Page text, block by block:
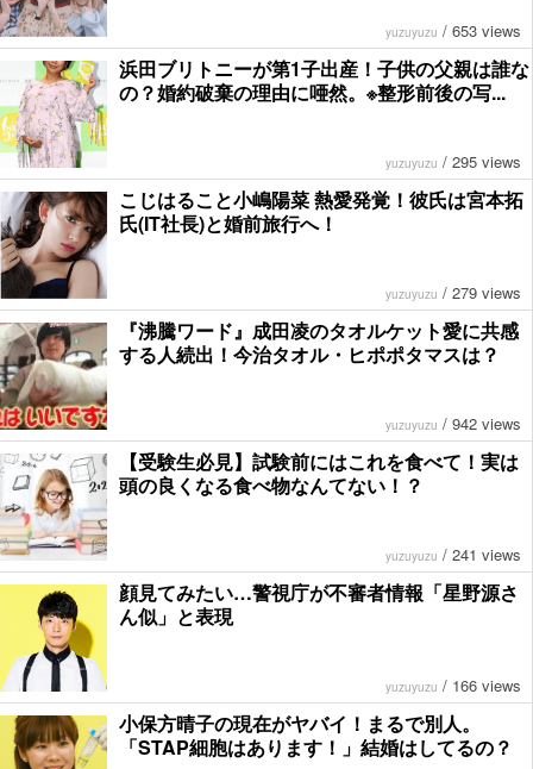
yuzuyuzu / 653 views
浜田ブリトニーが第1子出産！子供の父親は誰な
の？婚約破棄の理由に唖然。※整形前後の写...
yuzuyuzu / 295 views
こじはること小嶋陽菜 熱愛発覚！彼氏は宮本拓
氏(IT社長)と婚前旅行へ！
yuzuyuzu / 279 views
『沸騰ワード』成田凌のタオルケット愛に共感
する人続出！今治タオル・ヒポポタマスは？
yuzuyuzu / 942 views
【受験生必見】試験前にはこれを食べて！実は
頭の良くなる食べ物なんてない！？
yuzuyuzu / 241 views
顔見てみたい…警視庁が不審者情報「星野源さ
ん似」と表現
yuzuyuzu / 166 views
小保方晴子の現在がヤバイ！まるで別人。
「STAP細胞はあります！」結婚はしてるの？